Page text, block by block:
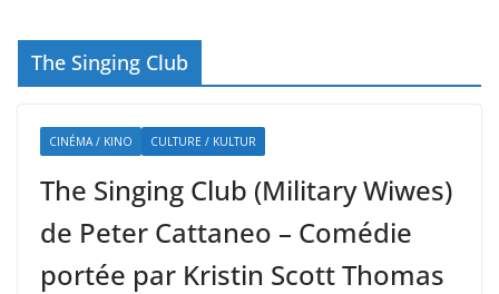
The Singing Club
CINÉMA / KINO CULTURE / KULTUR
The Singing Club (Military Wiwes)
de Peter Cattaneo – Comédie
portée par Kristin Scott Thomas